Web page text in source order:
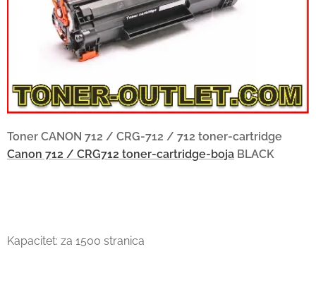
Toner CANON 712 / CRG-712 / 712 toner-cartridge
Canon 712 / CRG712 toner-cartridge-boja BLACK
Kapacitet: za 1500 stranica